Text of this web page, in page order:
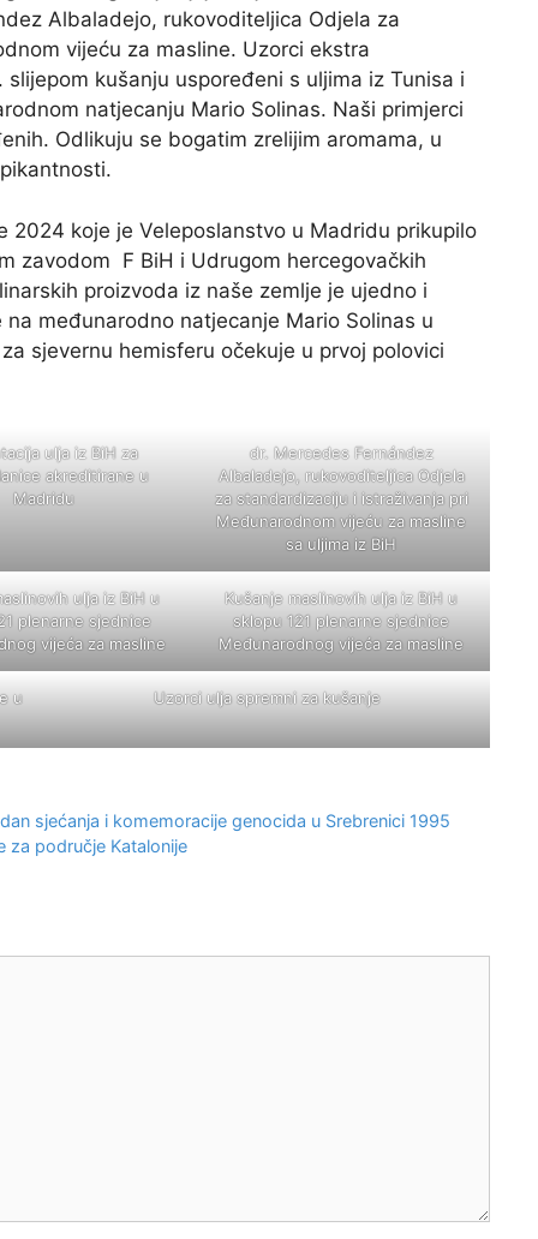
Albaladejo, rukovoditeljica Odjela za
vijeću za masline. Uzorci ekstra
kušanju uspoređeni s uljima iz Tunisa i
natjecanju Mario Solinas. Naši primjerci
Odlikuju se bogatim zrelijim aromama, u
koje je Veleposlanstvo u Madridu prikupilo
zavodom F BiH i Udrugom hercegovačkih
proizvoda iz naše zemlje je ujedno i
međunarodno natjecanje Mario Solinas u
sjevernu hemisferu očekuje u prvoj polovici
ulja iz BiH za
akreditirane u
Madridu
dr. Mercedes Fernández
Albaladejo, rukovoditeljica Odjela
za standardizaciju i istraživanja pri
Međunarodnom vijeću za masline
sa uljima iz BiH
ulja iz BiH u
plenarne sjednice
vijeća za masline
Kušanje maslinovih ulja iz BiH u
sklopu 121 plenarne sjednice
Međunarodnog vijeća za masline
u Uzorci ulja spremni za kušanje
sjećanja i komemoracije genocida u Srebrenici 1995
za područje Katalonije